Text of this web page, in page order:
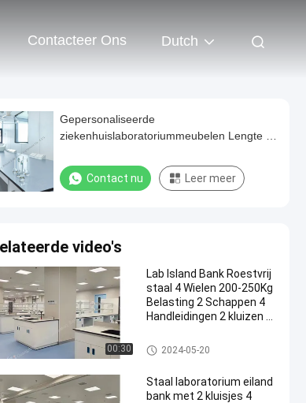
Contacteer Ons Dutch
Gepersonaliseerde
ziekenhuislaboratoriummeubelen Lengte *
gepersonaliseerde
laboratoriumoplossingen
Contact nu Leer meer
video's
00:30
Lab Island Bank Roestvrij
staal 4 Wielen 200-250Kg
Belasting 2 Schappen 4
Handleidingen 2 kluizen 4
Lab Island Bench
2024-05-20
Staal laboratorium eiland
bank met 2 kluisjes 4